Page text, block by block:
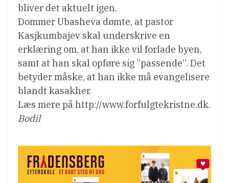
bliver det aktuelt igen.
Dommer Ubasheva dømte, at pastor
Kasjkumbajev skal underskrive en
erklæring om, at han ikke vil forlade byen,
samt at han skal opføre sig ”passende”. Det
betyder måske, at han ikke må evangelisere
blandt kasakher.
Læs mere på http://www.forfulgtekristne.dk.
Bodil